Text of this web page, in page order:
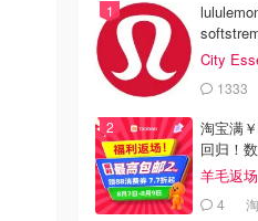
$88)
City
1333
淘宝满
回归！
羊毛返
4